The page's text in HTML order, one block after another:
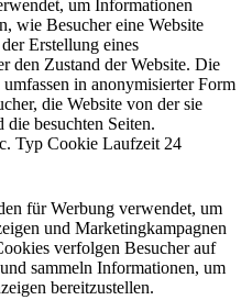
um Informationen
wie Besucher eine Website
Erstellung eines
den Zustand der Website. Die
umfassen in anonymisierter Form
die Website von der sie
die besuchten Seiten.
Typ Cookie Laufzeit 24
für Werbung verwendet, um
und Marketingkampagnen
verfolgen Besucher auf
sammeln Informationen, um
bereitzustellen.